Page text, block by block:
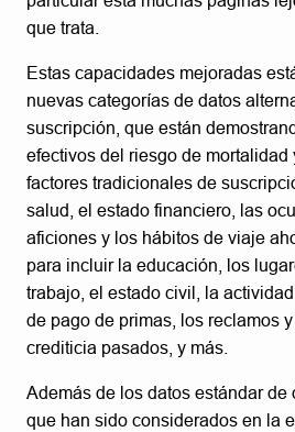
que trata.
Estas capacidades mejoradas
nuevas categorías de datos
suscripción, que están
efectivos del riesgo de mortalidad
factores tradicionales de
salud, el estado financiero, las
aficiones y los hábitos de viaje
para incluir la educación, los
trabajo, el estado civil, la
de pago de primas, los reclamos
crediticia pasados, y más.
Además de los datos estándar de
que han sido considerados en la